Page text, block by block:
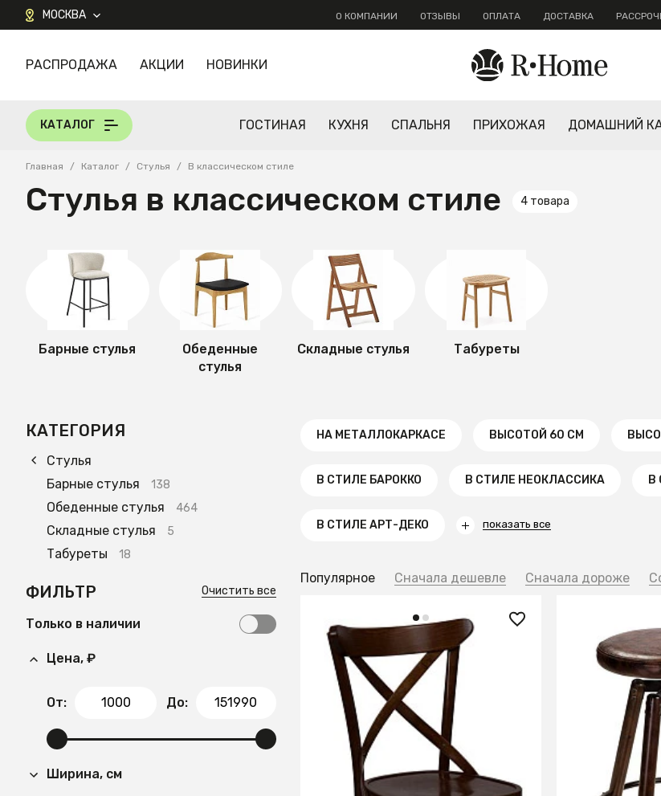
МОСКВА О КОМПАНИИ ОТЗЫВЫ ОПЛАТА ДОСТАВКА
КАТАЛОГ
РАСПРОДАЖА АКЦИИ НОВИНКИ
КАТАЛОГ ГОСТИНАЯ КУХНЯ СПАЛЬНЯ ПРИХОЖАЯ ДОМАШНИЙ
Главная / Каталог / Стулья / В классическом стиле
Стулья в классическом стиле 4 товара
Барные стулья
Обеденные
стулья
Складные стулья Табуреты
КАТЕГОРИЯ
Стулья
Барные стулья
138
Обеденные стулья 464
Складные стулья 5
Табуреты 18
ФИЛЬТР Очистить все
Только в наличии
Цена, ₽
От: До:
Ширина, см
НА МЕТАЛЛОКАРКАСЕ ВЫСОТОЙ 60 СМ
В СТИЛЕ БАРОККО В СТИЛЕ НЕОКЛАССИКА В
В СТИЛЕ АРТ-ДЕКО показать все
Популярное Сначала дешевле Сначала дороже
13 000 ₽
Стул А-1230 Венге
СООБЩИТЬ О ПОСТУПЛЕНИИ
Временно отсутствует
7 009 ₽
Табурет
СООБЩИТЬ О
Временно